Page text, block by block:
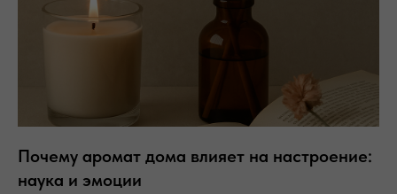
Почему аромат дома влияет на настроение:
наука и эмоции